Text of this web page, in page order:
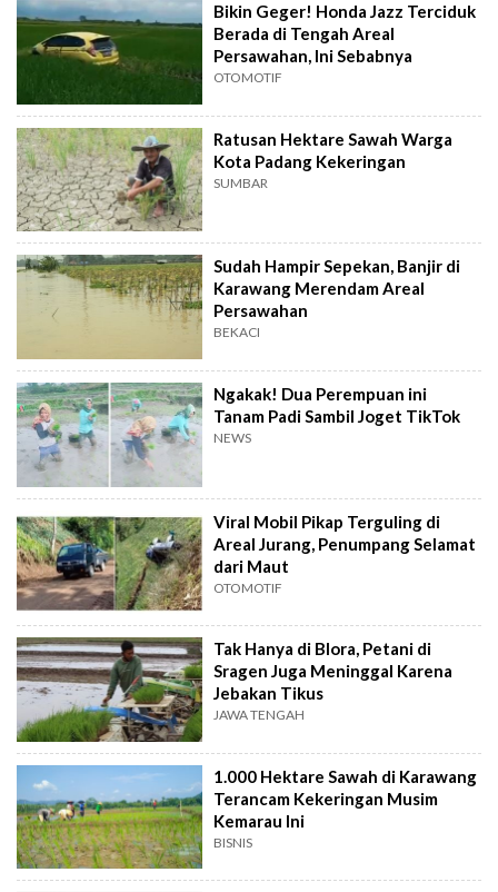
Bikin Geger! Honda Jazz Terciduk
Berada di Tengah Areal
Persawahan, Ini Sebabnya
OTOMOTIF
Ratusan Hektare Sawah Warga
Kota Padang Kekeringan
SUMBAR
Sudah Hampir Sepekan, Banjir di
Karawang Merendam Areal
Persawahan
BEKACI
Ngakak! Dua Perempuan ini
Tanam Padi Sambil Joget TikTok
NEWS
Viral Mobil Pikap Terguling di
Areal Jurang, Penumpang Selamat
dari Maut
OTOMOTIF
Tak Hanya di Blora, Petani di
Sragen Juga Meninggal Karena
Jebakan Tikus
JAWA TENGAH
1.000 Hektare Sawah di Karawang
Terancam Kekeringan Musim
Kemarau Ini
BISNIS